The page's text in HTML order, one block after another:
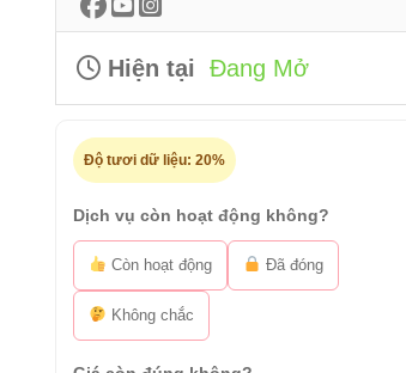
Hiện tại Đang Mở
Độ tươi dữ liệu: 20%
Dịch vụ còn hoạt động không?
Còn hoạt động Đã đóng
Không chắc